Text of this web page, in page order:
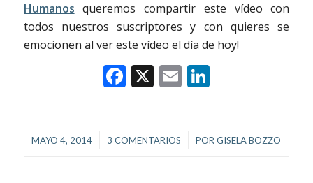
Humanos queremos compartir este vídeo con
todos nuestros suscriptores y con quieres se
emocionen al ver este vídeo el día de hoy!
Facebook
X EmailLinkedIn
MAYO 4, 2014
/ 3 COMENTARIOS
/ PORGISELA BOZZO